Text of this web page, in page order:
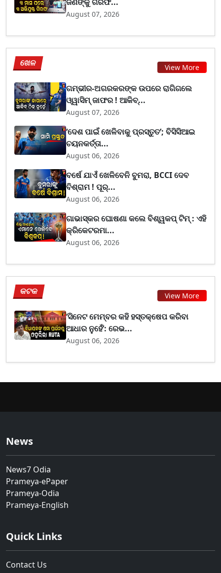
August 07, 2026
ଖେଳ View More
ଗମ୍ଭୀର-ଅଗରକରଙ୍କ ଉପରେ ରାଗିଗଲେ
ଓ୍ୱାସିମ୍ ଜାଫର ! ଆକିବ୍...
August 07, 2026
‘ଦେଶ ପାଇଁ ଖେଳିବାକୁ ପ୍ରସ୍ତୁତ’; ବିସିସିଆଇ
ଚୟନକର୍ତ୍ତା...
August 06, 2026
ବର୍ଷେ ଯାଏଁ ଖେଳିବେନି ବୁମରା, BCCI ଦେବ
ବିଶ୍ରାମ ! ପୂର୍...
August 06, 2026
ଗାଭାସ୍କର ଘୋଷଣା କଲେ ବିଶ୍ୱକପ୍ ଟିମ୍ : ଏହି
କ୍ରିକେଟରମା...
August 06, 2026
କଟକ View More
‘ସିନେଟ ମେମ୍ବର କହି ହସ୍ତକ୍ଷେପ କରିବା
ଆଧାର ନୁହେଁ’: ରେଭ...
August 06, 2026
News
News7 Odia
Prameya-ePaper
Prameya-Odia
Prameya-English
Quick Links
Contact Us